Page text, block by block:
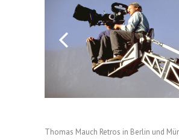
Thomas Mauch Retros in Berlin und